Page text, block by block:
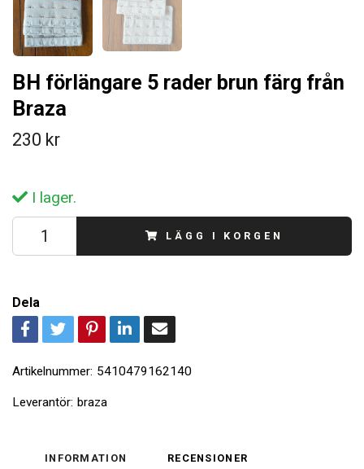
BH förlängare 5 rader brun färg från
Braza
230 kr
I lager.
LÄGG I KORGEN
Dela
Artikelnummer: 5410479162140
Leverantör: braza
INFORMATION RECENSIONER